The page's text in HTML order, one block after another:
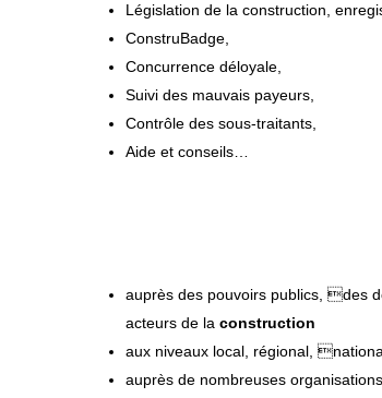
Législation de la construction,
ConstruBadge,
Concurrence déloyale,
Suivi des mauvais payeurs,
Contrôle des sous-traitants,
Aide et conseils…
auprès des pouvoirs publics, des
acteurs de la construction
aux niveaux local, régional,
auprès de nombreuses